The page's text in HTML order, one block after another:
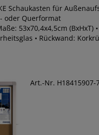
Schaukasten für
oder Querformat
53x70,4x4,5cm (BxHxT)
• Rückwand:
Art.-Nr. H18415907-